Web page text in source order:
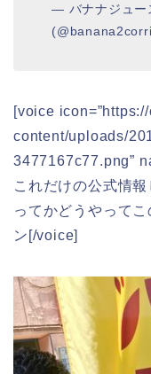
— バナナジュー
[voice
content/uploads/
3477167c77.png”
これだけの公式情
ってかどうやって
ン[/voice]